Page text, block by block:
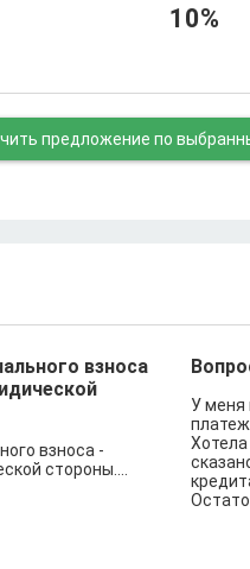
10%
предложение по
взноса
взноса -
стороны....
У меня